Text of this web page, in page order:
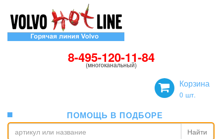
8-495-120-11-84
(многоканальный)
Корзина
0 шт.
ПОМОЩЬ В ПОДБОРЕ
Найти